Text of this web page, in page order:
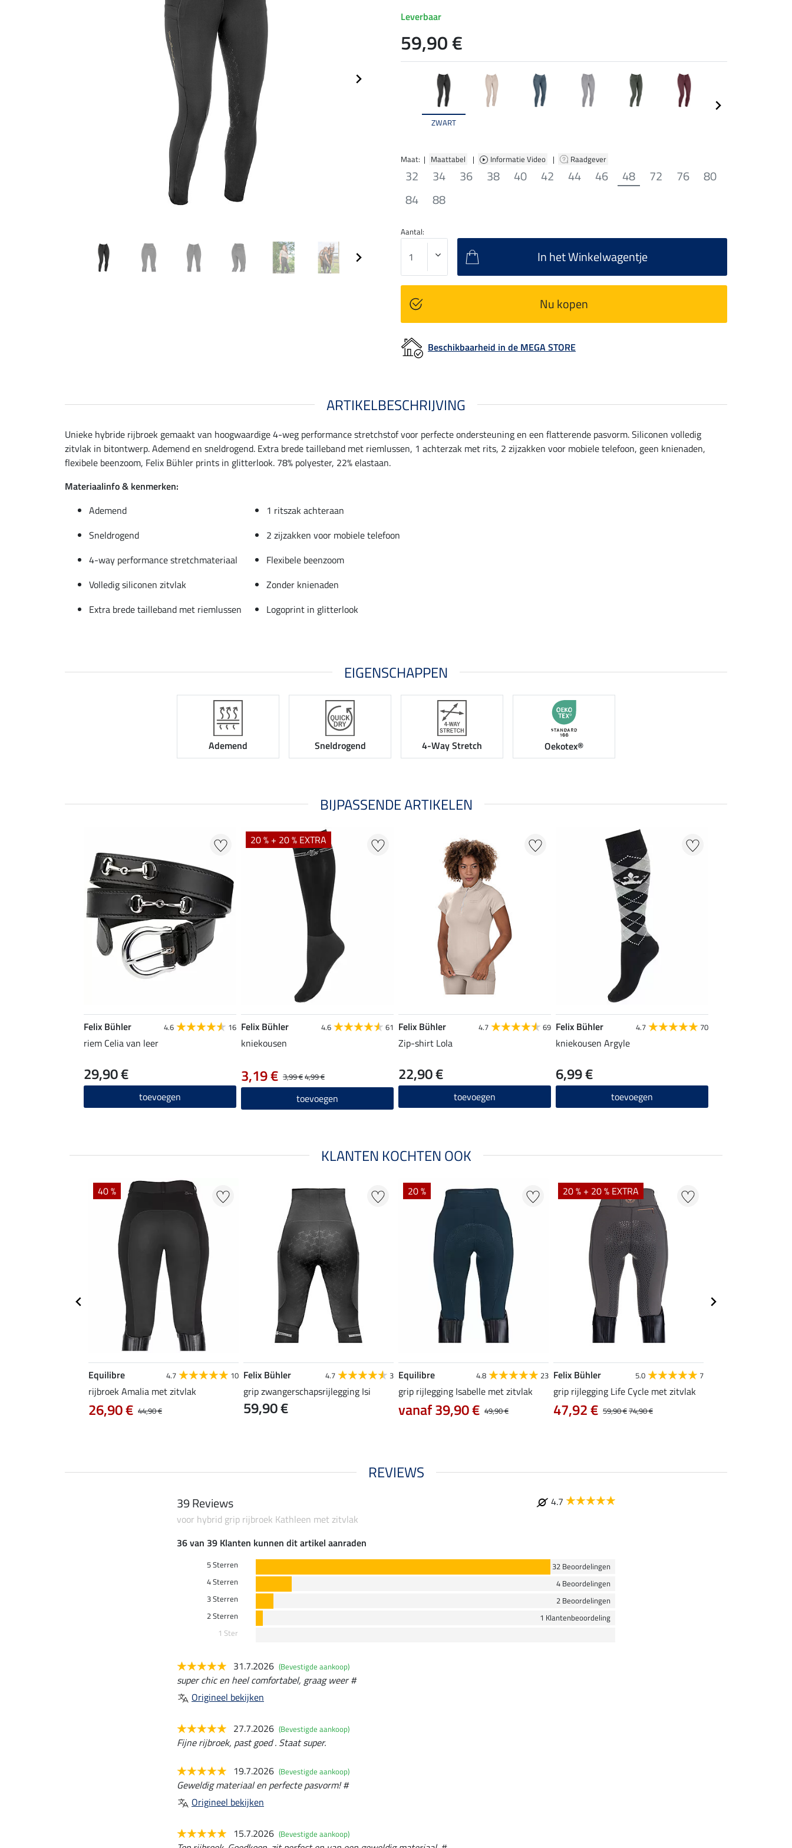
ZWART
Maat: | Maattabel | Informatie Video | Raadgever
32 34 36 38 40 42 44 46 48 72 76
80
84
88
Leverbaar
59,90 €
Aantal:
In het Winkelwagentje
Nu kopen
Beschikbaarheid in de MEGA STORE
ARTIKELBESCHRIJVING
Unieke hybride rijbroek gemaakt van hoogwaardige 4-weg performance stretchstof voor perfecte ondersteuning en een flatterende pasvorm. Siliconen volledig
zitvlak in bitontwerp. Ademend en sneldrogend. Extra brede tailleband met riemlussen, 1 achterzak met rits, 2 zijzakken voor mobiele telefoon, geen knienaden,
flexibele beenzoom, Felix Bühler prints in glitterlook. 78% polyester, 22% elastaan.
Materiaalinfo & kenmerken:
Ademend
1 ritszak achteraan
Sneldrogend
2 zijzakken voor mobiele telefoon
4-way performance stretchmateriaal
Flexibele beenzoom
Volledig siliconen zitvlak
Zonder knienaden
Extra brede tailleband met riemlussen
Logoprint in glitterlook
EIGENSCHAPPEN
Ademend Sneldrogend 4-Way Stretch Oekotex®
BIJPASSENDE ARTIKELEN
Felix Bühler 4.6 16
riem Celia van leer
29,90 €
toevoegen
20 % + 20 % EXTRA
Felix Bühler 4.6 61
kniekousen
3,99 €4,99 €
3,19 €
toevoegen
Felix Bühler 4.7 69
Zip-shirt Lola
22,90 €
toevoegen
Felix Bühler 4.7 70
kniekousen Argyle
6,99 €
toevoegen
KLANTEN KOCHTEN OOK
40 %
Equilibre 4.7 10
rijbroek Amalia met zitvlak
44,90 €
26,90 €
Felix Bühler 4.7 3
grip zwangerschapsrijlegging Isi
59,90 €
20 %
Equilibre 4.8 23
grip rijlegging Isabelle met zitvlak
49,90 €
vanaf 39,90 €
20 % + 20 % EXTRA
Felix Bühler 5.0 7
grip rijlegging Life Cycle met zitvlak
59,90 €74,90 €
47,92 €
REVIEWS
39 Reviews
4.7
voor hybrid grip rijbroek Kathleen met zitvlak
36 van 39 Klanten kunnen dit artikel aanraden
5 Sterren
32 Beoordelingen
4 Sterren
4 Beoordelingen
3 Sterren
2 Beoordelingen
2 Sterren
1 Klantenbeoordeling
1 Ster
31.7.2026 (Bevestigde aankoop)
super chic en heel comfortabel, graag weer #
Origineel bekijken
27.7.2026 (Bevestigde aankoop)
Fijne rijbroek, past goed . Staat super.
19.7.2026 (Bevestigde aankoop)
Geweldig materiaal en perfecte pasvorm! #
Origineel bekijken
15.7.2026 (Bevestigde aankoop)